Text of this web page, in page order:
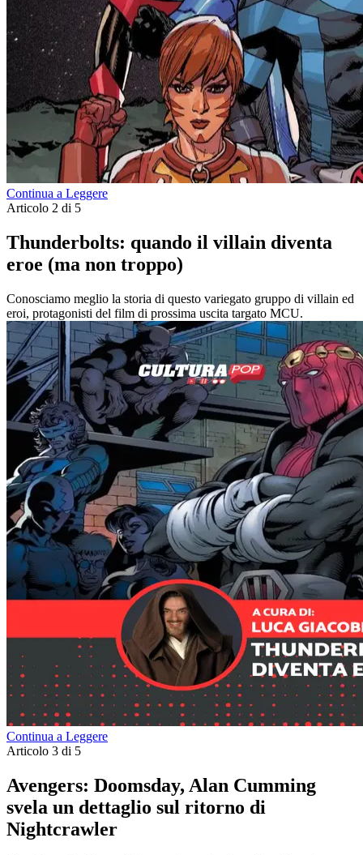
Continua a Leggere
Articolo 2 di 5
Thunderbolts: quando il villain diventa
eroe (ma non troppo)
Conosciamo meglio la storia di questo variegato gruppo di villain ed
eroi, protagonisti del film di prossima uscita targato MCU.
Continua a Leggere
Articolo 3 di 5
Avengers: Doomsday, Alan Cumming
svela un dettaglio sul ritorno di
Nightcrawler